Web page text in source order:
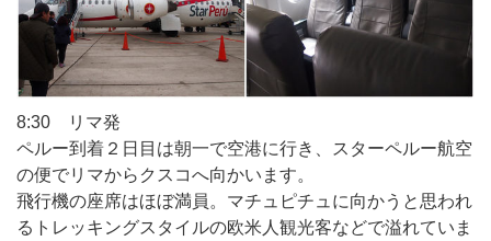
8:30 リマ発
ペルー到着２日目は朝一で空港に行き、スターペルー航空
の便でリマからクスコへ向かいます。
飛行機の座席はほぼ満員。マチュピチュに向かうと思われ
るトレッキングスタイルの欧米人観光客などで溢れていま